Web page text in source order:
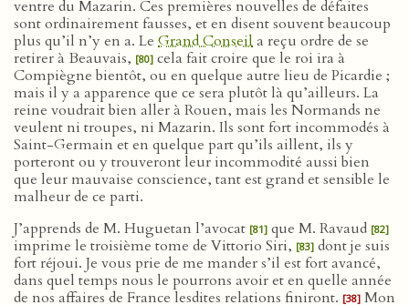
ventre du Mazarin. Ces premières nouvelles de défaites
sont ordinairement fausses, et en disent souvent beaucoup
plus qu’il n’y en a. Le Grand Conseila reçu ordre de se
retirer à Beauvais, [80] cela fait croire que le roi ira à
Compiègne bientôt, ou en quelque autre lieu de Picardie ;
mais il y a apparence que ce sera plutôt là qu’ailleurs. La
reine voudrait bien aller à Rouen, mais les Normands ne
veulent ni troupes, ni Mazarin. Ils sont fort incommodés à
Saint-Germain et en quelque part qu’ils aillent, ils y
porteront ou y trouveront leur incommodité aussi bien
que leur mauvaise conscience, tant est grand et sensible le
malheur de ce parti.
J’apprends de M. Huguetan l’avocat [81] que M. Ravaud [82]
imprime le troisième tome de Vittorio Siri, [83] dont je suis
fort réjoui. Je vous prie de me mander s’il est fort avancé,
dans quel temps nous le pourrons avoir et en quelle année
de nos affaires de France lesdites relations finiront. [38] Mon